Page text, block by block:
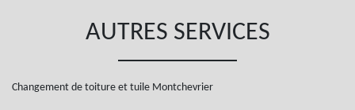
AUTRES SERVICES
Changement de toiture et tuile Montchevrier